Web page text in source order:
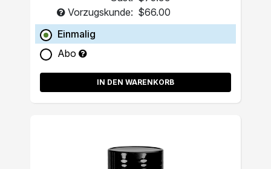
Vorzugskunde: $66.00
Einmalig
Abo
IN DEN WARENKORB